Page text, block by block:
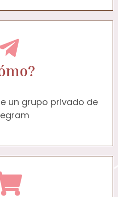
un grupo privado de